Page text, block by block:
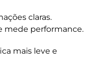
claras.
mede performance.
mais leve e